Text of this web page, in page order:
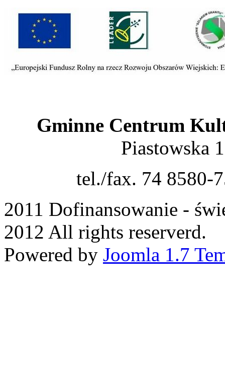
Gminne Centrum
Piastowska
tel./fax. 74 8580-
2011 Dofinansowanie -
2012 All rights reserverd.
Powered by Joomla 1.7